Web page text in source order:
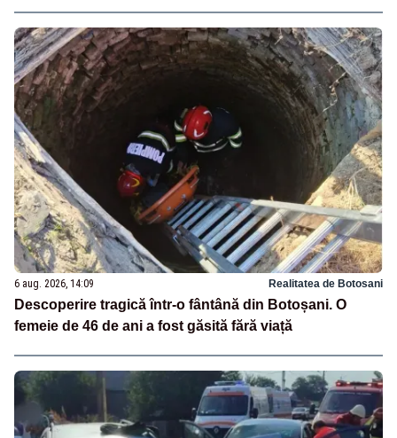
6 aug. 2026, 14:09 Realitatea de Botosani
Descoperire tragică într-o fântână din Botoșani. O
femeie de 46 de ani a fost găsită fără viață